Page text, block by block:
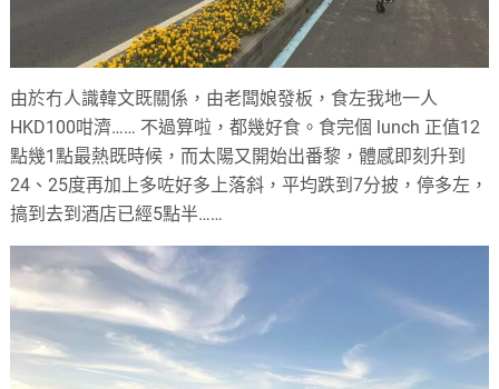
由於冇人識韓文既關係，由老闆娘發板，食左我地一人
HKD100咁濟…… 不過算啦，都幾好食。食完個 lunch 正值12
點幾1點最熱既時候，而太陽又開始出番黎，體感即刻升到
24、25度再加上多咗好多上落斜，平均跌到7分披，停多左，
搞到去到酒店已經5點半……